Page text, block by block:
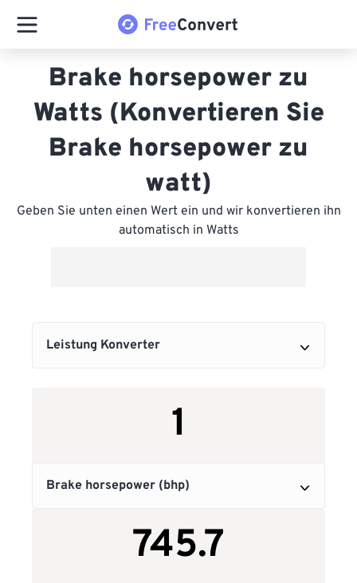
Brake horsepower zu
Watts (Konvertieren Sie
Brake horsepower zu
watt)
Geben Sie unten einen Wert ein und wir konvertieren ihn
automatisch in Watts